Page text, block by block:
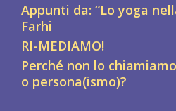
Appunti da: “Lo yoga
Farhi
RI-MEDIAMO!
Perché non lo
o persona(ismo)?